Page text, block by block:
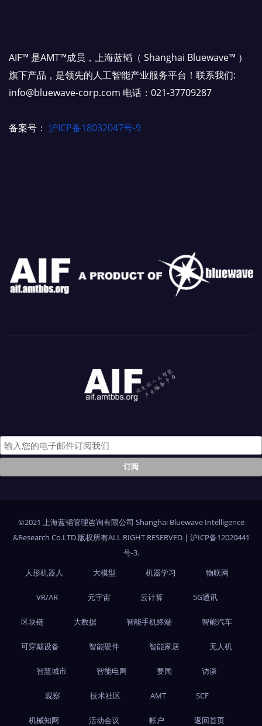
AIF™ 是AMT™成员，上海蓝韬（ Shanghai Bluewave™ ）
旗下产品，是领先的人工智能产业服务平台！联系我们:
info@bluewave-corp.com 电话：021-37709287
备案号： 沪ICP备18032047号-9
©2021 上海蓝韬管理咨询有限公司 Shanghai Bluewave Intelligence
&Research Co.LTD.版权所有ALL RIGHT RESERVED | 沪ICP备12020441
号-3.
人形机器人
大模型 机器学习 物联网
VR/AR 元宇宙 云计算 5G通讯
区块链 大数据 智能手机终端 智能汽车
可穿戴设备 智能硬件 智能家居 无人机
智慧城市 智能电网 要闻 访谈
观察 技术社区 AMT SCF
机械知网 活动会议 帐户 返回首页